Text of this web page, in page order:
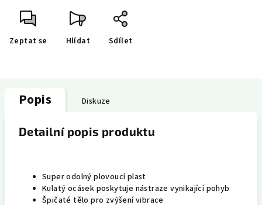
Zeptat se Hlídat Sdílet
Popis Diskuze
Detailní popis produktu
Super odolný plovoucí plast
Kulatý ocásek poskytuje nástraze vynikající pohyb
Špičaté tělo pro zvýšení vibrace